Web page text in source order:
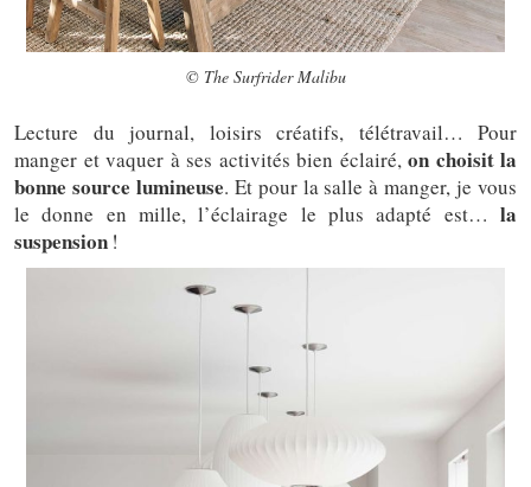
© The Surfrider Malibu
Lecture du journal, loisirs créatifs, télétravail… Pour
manger et vaquer à ses activités bien éclairé, on choisit la
bonne source lumineuse. Et pour la salle à manger, je vous
le donne en mille, l’éclairage le plus adapté est… la
suspension !